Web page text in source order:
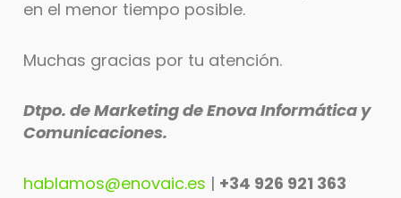
en el menor tiempo posible.
Muchas gracias por tu atención.
Dtpo. de Marketing de Enova Informática y
Comunicaciones.
hablamos@enovaic.es | +34 926 921 363